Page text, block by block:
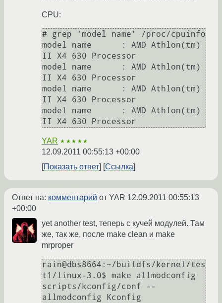
CPU:
# grep 'model name' /proc/cpuinfo
model name      : AMD Athlon(tm)
II X4 630 Processor
model name      : AMD Athlon(tm)
II X4 630 Processor
model name      : AMD Athlon(tm)
II X4 630 Processor
model name      : AMD Athlon(tm)
YAR ★★★★★
12.09.2011 00:55:13 +00:00
Показать ответ
Ссылка
Ответ на: комментарий от YAR 12.09.2011 00:55:13
+00:00
yet another test, теперь с кучей модулей. Там
же, так же, после make clean и make
mrproper
rain@dbs8664:~/buildfs/kernel/tes
t1/linux-3.0$ make allmodconfig
scripts/kconfig/conf --
allmodconfig Kconfig